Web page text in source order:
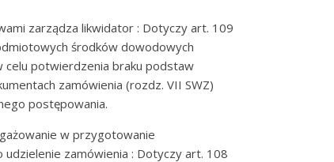
zarządza likwidator : Dotyczy art. 109
środków dowodowych
celu potwierdzenia braku podstaw
zamówienia (rozdz. VII SWZ)
postępowania.
w przygotowanie
zamówienia : Dotyczy art. 108